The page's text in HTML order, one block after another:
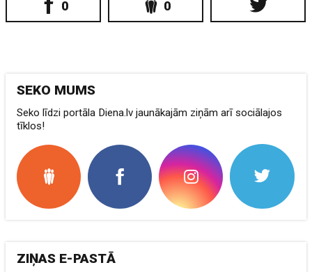
0 0
SEKO MUMS
Seko līdzi portāla Diena.lv jaunākajām ziņām arī sociālajos
tīklos!
ZIŅAS E-PASTĀ